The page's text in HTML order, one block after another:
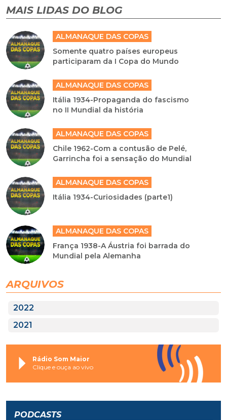
MAIS LIDAS DO BLOG
ALMANAQUE DAS COPAS
Somente quatro países europeus
participaram da I Copa do Mundo
ALMANAQUE DAS COPAS
Itália 1934-Propaganda do fascismo
no II Mundial da história
ALMANAQUE DAS COPAS
Chile 1962-Com a contusão de Pelé,
Garrincha foi a sensação do Mundial
ALMANAQUE DAS COPAS
Itália 1934-Curiosidades (parte1)
ALMANAQUE DAS COPAS
França 1938-A Áustria foi barrada do
Mundial pela Alemanha
ARQUIVOS
2022
2021
Rádio Som Maior
Clique e ouça ao vivo
PODCASTS